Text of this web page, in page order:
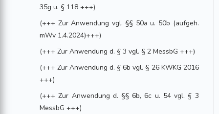
35g u. § 118 +++)
(+++ Zur Anwendung vgl. §§ 50a u. 50b (aufgeh.
mWv 1.4.2024)+++)
(+++ Zur Anwendung d. § 3 vgl. § 2 MessbG +++)
(+++ Zur Anwendung d. § 6b vgl. § 26 KWKG 2016
+++)
(+++ Zur Anwendung d. §§ 6b, 6c u. 54 vgl. § 3
MessbG +++)